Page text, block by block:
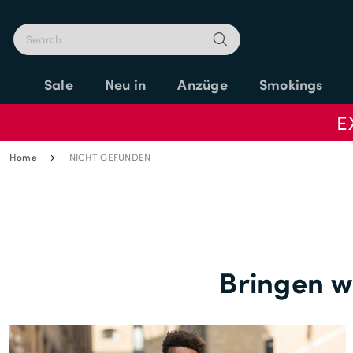
Sale Neu in Anzüge Smokings
Home NICHT GEFUNDEN
Bringen